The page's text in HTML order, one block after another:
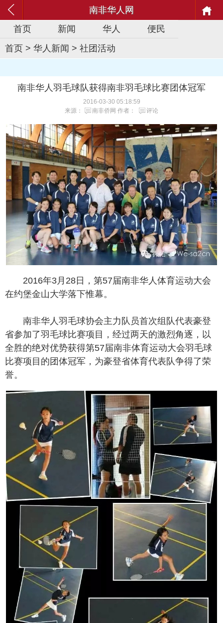
南非华人网
首页
新闻 华人
便民
首页 > 华人新闻 > 社团活动
南非华人羽毛球队获得南非羽毛球比赛团体冠军
2016-03-30 05:18:59
来源：
南非侨网 作者： 评论
2016年3月28日，第57届南非华人体育运动大会
在约堡金山大学落下惟幕。
南非华人羽毛球协会主力队员首次组队代表豪登
省参加了羽毛球比赛项目，经过两天的激烈角逐，以
全胜的绝对优势获得第57届南非体育运动大会羽毛球
比赛项目的团体冠军，为豪登省体育代表队争得了荣
誉。